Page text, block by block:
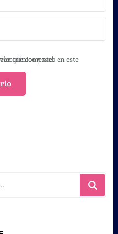
para la próxima vez que comente.